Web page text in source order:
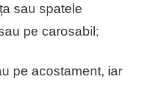
sau spatele
pe carosabil;
pe acostament, iar